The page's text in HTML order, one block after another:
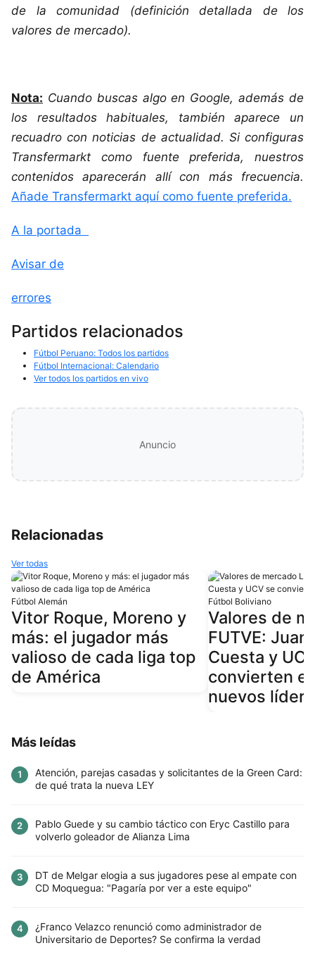
de la comunidad (definición detallada de los
valores de mercado).
Nota: Cuando buscas algo en Google, además de
los resultados habituales, también aparece un
recuadro con noticias de actualidad. Si configuras
Transfermarkt como fuente preferida, nuestros
contenidos aparecerán allí con más frecuencia.
Añade Transfermarkt aquí como fuente preferida.
A la portada
Avisar de
errores
Partidos relacionados
Fútbol Peruano: Todos los partidos
Fútbol Internacional: Calendario
Ver todos los partidos en vivo
Anuncio
Relacionadas
Ver todas
Fútbol Alemán
Vitor Roque, Moreno y
más: el jugador más
valioso de cada liga top
de América
Fútbol Boliviano
Valores de
FUTVE:
Cuesta y
convierten
nuevos
Más leídas
1
Atención, parejas casadas y solicitantes de la Green Card:
de qué trata la nueva LEY
2
Pablo Guede y su cambio táctico con Eryc Castillo para
volverlo goleador de Alianza Lima
3
DT de Melgar elogia a sus jugadores pese al empate con
CD Moquegua: "Pagaría por ver a este equipo"
4
¿Franco Velazco renunció como administrador de
Universitario de Deportes? Se confirma la verdad